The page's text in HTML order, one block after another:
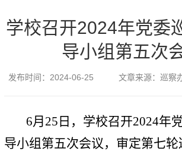
学校召开2024年党委
导小组第五次
发布时间： 2024-06-25 文章来源： 巡察
6月25日，学校召开2024年
导小组第五次会议，审定第七